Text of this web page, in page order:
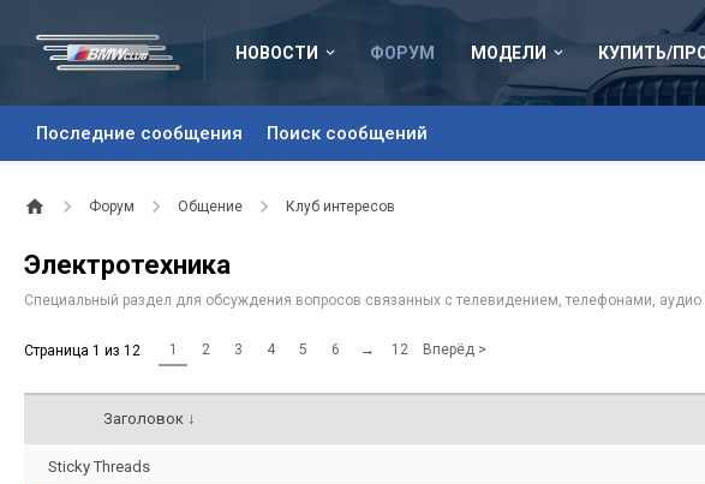
НОВОСТИ ФОРУМ
Последние сообщения Поиск сообщений
МОДЕЛИ КУПИТЬ/
Форум Общение Клуб интересов
Электротехника
Специальный раздел для обсуждения вопросов связанных с телевидением, телефонами, аудио
Страница 1 из 12 1 2 3 4 5 6 → 12 Вперёд >
Заголовок ↓
Sticky Threads